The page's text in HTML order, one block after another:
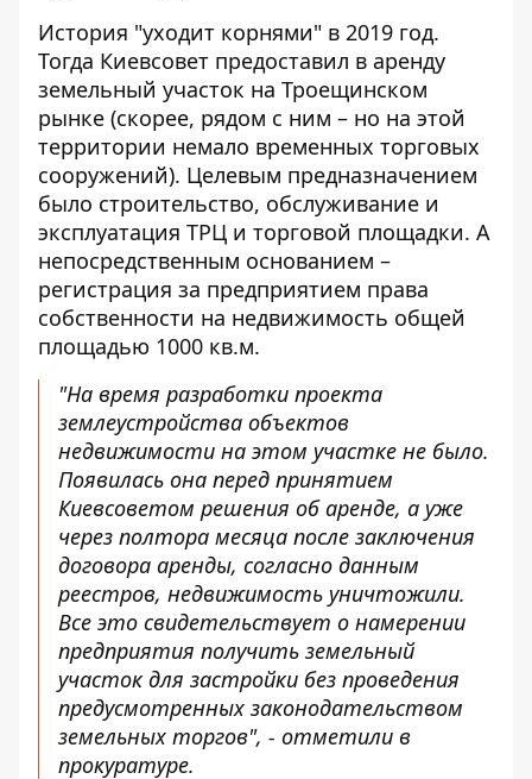
История "уходит корнями" в 2019 год.
Тогда Киевсовет предоставил в аренду
земельный участок на Троещинском
рынке (скорее, рядом с ним – но на этой
территории немало временных торговых
сооружений). Целевым предназначением
было строительство, обслуживание и
эксплуатация ТРЦ и торговой площадки. А
непосредственным основанием –
регистрация за предприятием права
собственности на недвижимость общей
площадью 1000 кв.м.
"На время разработки проекта
землеустройства объектов
недвижимости на этом участке не было.
Появилась она перед принятием
Киевсоветом решения об аренде, а уже
через полтора месяца после заключения
договора аренды, согласно данным
реестров, недвижимость уничтожили.
Все это свидетельствует о намерении
предприятия получить земельный
участок для застройки без проведения
предусмотренных законодательством
земельных торгов", - отметили в
прокуратуре.